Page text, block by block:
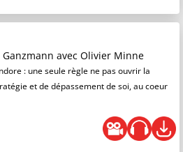
avec Olivier Minne
: une seule règle ne pas ouvrir la
et de dépassement de soi, au coeur